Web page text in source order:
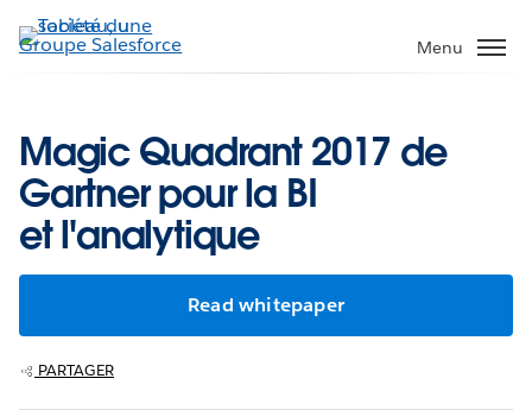
Aller
au
Menu
Magic Quadrant 2017 de
Gartner pour la BI
et l'analytique
Read whitepaper
PARTAGER